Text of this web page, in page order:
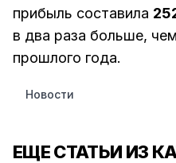
прибыль составила
в два раза больше,
прошлого года.
Новости
ЕЩЕ СТАТЬИ ИЗ